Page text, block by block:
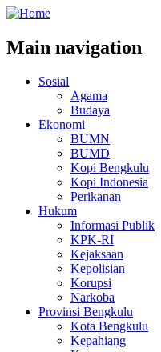
Main navigation
Sosial
Agama
Budaya
Ekonomi
BUMN
BUMD
Kopi Bengkulu
Kopi Indonesia
Perikanan
Hukum
Informasi Publik
KPK-RI
Kejaksaan
Kepolisian
Korupsi
Narkoba
Provinsi Bengkulu
Kota Bengkulu
Kepahiang